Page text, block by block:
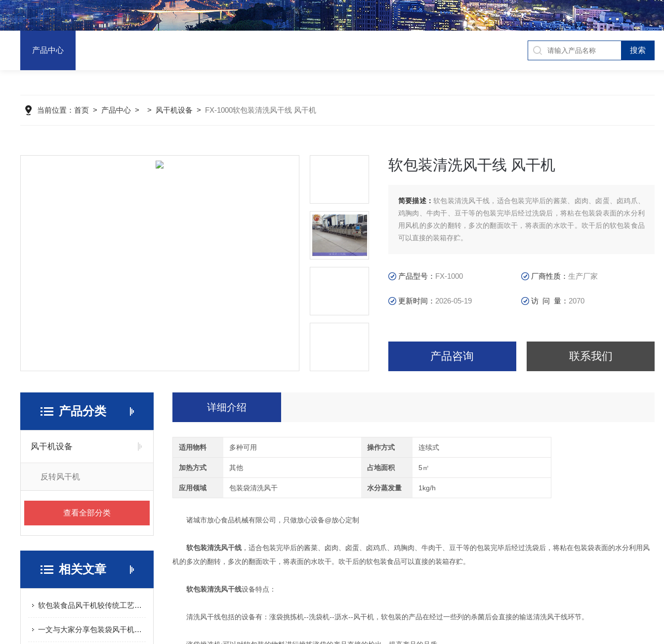
产品中心
当前位置： 首页> 产品中心> > 风干机设备 > FX-1000软包装清洗风干线 风干机
软包装清洗风干线 风干机
简要描述：软包装清洗风干线，适合包装完毕后的酱菜、卤肉、卤蛋、卤鸡爪、
鸡胸肉、牛肉干、豆干等的包装完毕后经过洗袋后，将粘在包装袋表面的水分利
用风机的多次的翻转，多次的翻面吹干，将表面的水吹干。吹干后的软包装食品
可以直接的装箱存贮。
产品型号： FX-1000 厂商性质：生产厂家
更新时间： 2026-05-19 访 问 量： 2070
产品咨询 联系我们
产品分类
风干机设备
反转风干机
查看全部分类
相关文章
软包装食品风干机较传统工艺有效的提升了生产效率
一文与大家分享包装袋风干机的工作流程
详细介绍
适用物料 多种可用 操作方式 连续式
加热方式 其他 占地面积 5㎡
应用领域 包装袋清洗风干 水分蒸发量 1kg/h
诸城市放心食品机械有限公司，只做放心设备@放心定制
软包装清洗风干线 ，适合包装完毕后的酱菜、卤肉、卤蛋、卤鸡爪、鸡胸肉、牛肉干、豆干等的包装完毕后经过洗袋后，将粘在包装袋表面的水分利用风
机的多次的翻转，多次的翻面吹干，将表面的水吹干。吹干后的软包装食品可以直接的装箱存贮。
软包装清洗风干线设备特点：
清洗风干线包括的设备有：涨袋挑拣机--洗袋机--沥水--风干机，软包装的产品在经过一些列的杀菌后会直接的输送清洗风干线环节。